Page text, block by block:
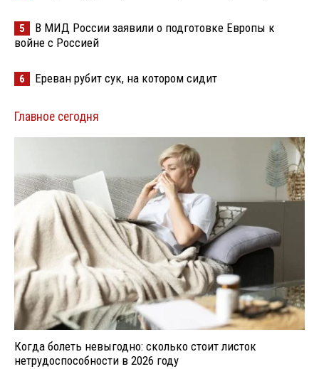
5
В МИД России заявили о подготовке Европы к
войне с Россией
6 Ереван рубит сук, на котором сидит
Главное сегодня
Когда болеть невыгодно: сколько стоит листок
нетрудоспособности в 2026 году